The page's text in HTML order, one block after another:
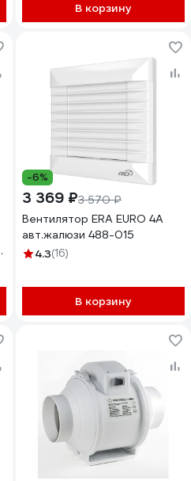
В корзину
-6%
3 369 ₽3 570 ₽
Вентилятор ERA EURO 4A
авт.жалюзи 488-015
4.3(16)
В корзину